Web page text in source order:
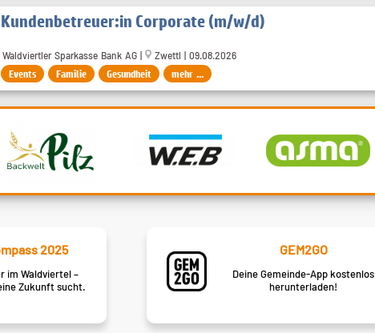
Kundenbetreuer:in Corporate (m/w/d)
Waldviertler Sparkasse Bank AG | Zwettl | 09.08.2026
Events Familie Gesundheit mehr ...
2025
im Waldviertel –
Zukunft sucht.
GEM2GO
Deine Gemeinde-App kostenlos
herunterladen!